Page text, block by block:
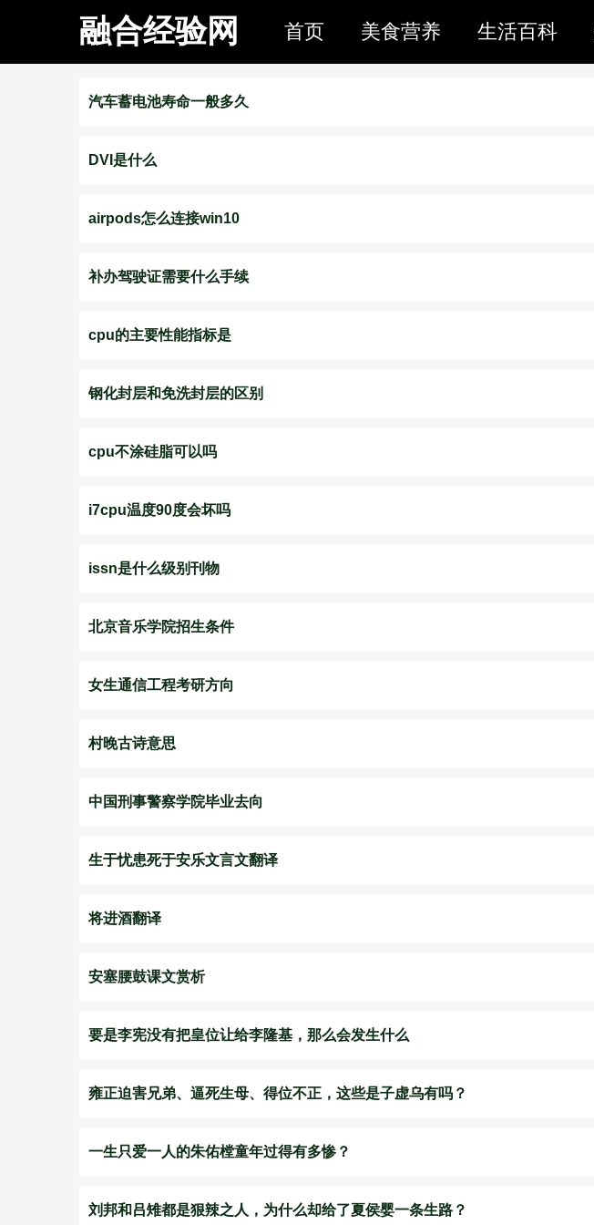
融合经验网 首页 美食营养 生活百科
汽车蓄电池寿命一般多久
DVI是什么
airpods怎么连接win10
补办驾驶证需要什么手续
cpu的主要性能指标是
钢化封层和免洗封层的区别
cpu不涂硅脂可以吗
i7cpu温度90度会坏吗
issn是什么级别刊物
北京音乐学院招生条件
女生通信工程考研方向
村晚古诗意思
中国刑事警察学院毕业去向
生于忧患死于安乐文言文翻译
将进酒翻译
安塞腰鼓课文赏析
要是李宪没有把皇位让给李隆基，那么会发生什么
雍正迫害兄弟、逼死生母、得位不正，这些是子虚乌有吗？
一生只爱一人的朱佑樘童年过得有多惨？
刘邦和吕雉都是狠辣之人，为什么却给了夏侯婴一条生路？